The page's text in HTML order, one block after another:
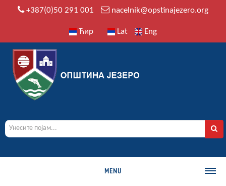
+387(0)50 291 001 nacelnik@opstinajezero.org
Ћир Lat Eng
MENU